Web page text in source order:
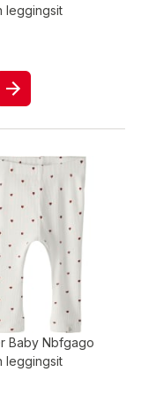
leggingsit
Baby Nbfgago
leggingsit